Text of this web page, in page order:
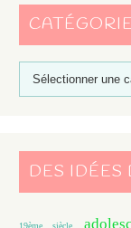
DES IDÉES
19ème siècle